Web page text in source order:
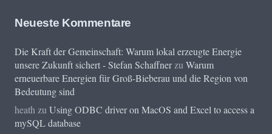
Neueste Kommentare
Die Kraft der Gemeinschaft: Warum lokal erzeugte Energie
unsere Zukunft sichert - Stefan SchaffnerzuWarum
erneuerbare Energien für Groß-Bieberau und die Region von
Bedeutung sind
heathzuUsing ODBC driver on MacOS and Excel to access a
mySQL database